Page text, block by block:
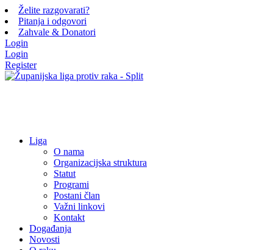
Želite razgovarati?
Pitanja i odgovori
Zahvale & Donatori
Login
Login
Register
Liga
O nama
Organizacijska struktura
Statut
Programi
Postani član
Važni linkovi
Kontakt
Događanja
Novosti